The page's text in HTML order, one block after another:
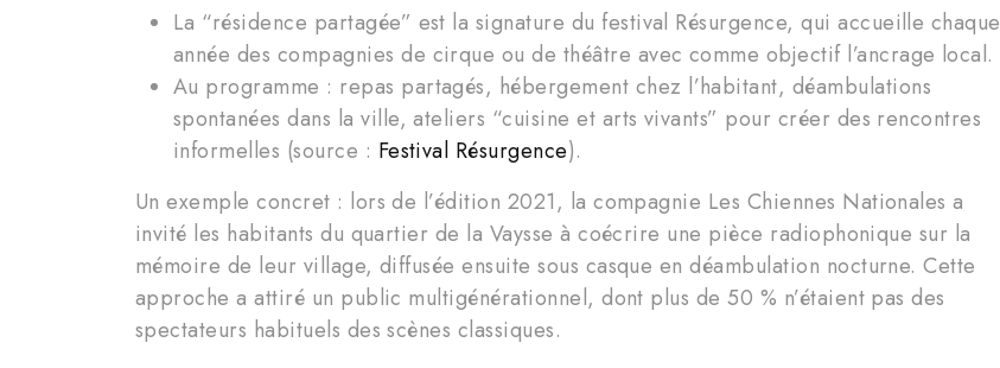
La “résidence partagée” est la signature du festival Résurgence, qui accueille chaque
année des compagnies de cirque ou de théâtre avec comme objectif l’ancrage local.
Au programme : repas partagés, hébergement chez l’habitant, déambulations
spontanées dans la ville, ateliers “cuisine et arts vivants” pour créer des rencontres
informelles (source : Festival Résurgence).
Un exemple concret : lors de l’édition 2021, la compagnie Les Chiennes Nationales a
invité les habitants du quartier de la Vaysse à coécrire une pièce radiophonique sur la
mémoire de leur village, diffusée ensuite sous casque en déambulation nocturne. Cette
approche a attiré un public multigénérationnel, dont plus de 50 % n’étaient pas des
spectateurs habituels des scènes classiques.